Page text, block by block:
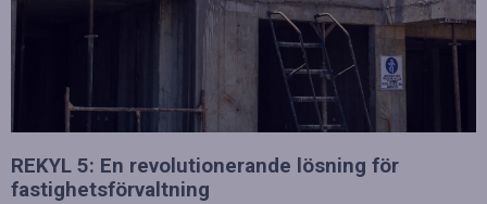
REKYL 5: En revolutionerande lösning för
fastighetsförvaltning